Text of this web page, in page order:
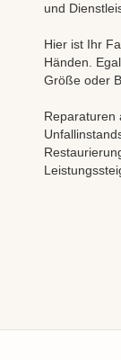
und
Hier ist Ihr
Händen.
Größe oder
Reparaturen